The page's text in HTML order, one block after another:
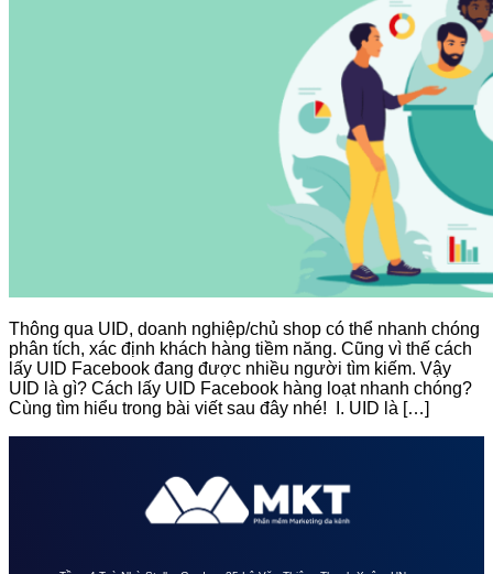
Thông qua UID, doanh nghiệp/chủ shop có thể nhanh chóng
phân tích, xác định khách hàng tiềm năng. Cũng vì thế cách
lấy UID Facebook đang được nhiều người tìm kiếm. Vậy
UID là gì? Cách lấy UID Facebook hàng loạt nhanh chóng?
Cùng tìm hiểu trong bài viết sau đây nhé! I. UID là […]